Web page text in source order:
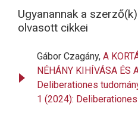
Ugyanannak a
olvasott cikkei
Gábor Czagány, A
NÉHÁNY KIHÍVÁSA ÉS
Deliberationes
1 (2024): Deliberationes